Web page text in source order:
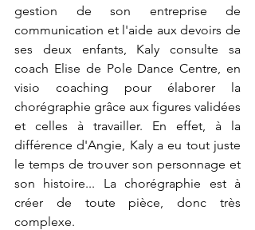
gestion de son entreprise de
communication et l'aide aux devoirs de
ses deux enfants, Kaly consulte sa
coach Elise de Pole Dance Centre, en
visio coaching pour élaborer la
chorégraphie grâce aux figures validées
et celles à travailler. En effet, à la
différence d'Angie, Kaly a eu tout juste
le temps de trouver son personnage et
son histoire... La chorégraphie est à
créer de toute pièce, donc très
complexe.